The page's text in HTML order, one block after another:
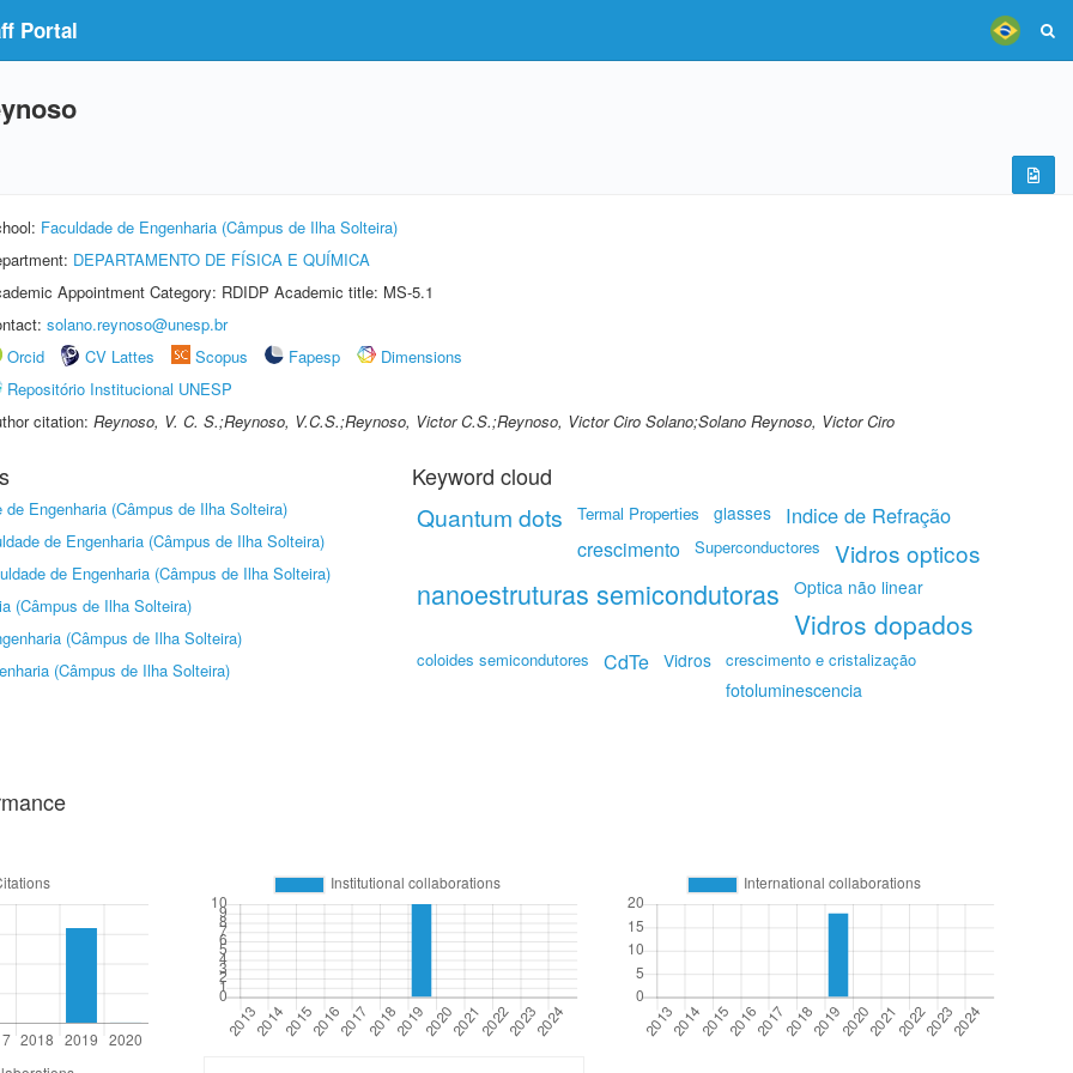
Portal
Faculdade de Engenharia (Câmpus de Ilha Solteira)
DEPARTAMENTO DE FÍSICA E QUÍMICA
Appointment Category: RDIDP Academic title: MS-5.1
solano.reynoso@unesp.br
Orcid
CV Lattes Scopus Fapesp
Dimensions
Repositório Institucional UNESP
citation: Reynoso, V. C. S.;Reynoso, V.C.S.;Reynoso, Victor C.S.;Reynoso, Victor Ciro Solano;Solano Reynoso, Victor Ciro
de Engenharia (Câmpus de Ilha Solteira)
de Engenharia (Câmpus de Ilha Solteira)
de Engenharia (Câmpus de Ilha Solteira)
(Câmpus de Ilha Solteira)
(Câmpus de Ilha Solteira)
(Câmpus de Ilha Solteira)
Keyword cloud
Quantum dots Termal Properties glasses Indice de Refração
crescimento Superconductores Vidros opticos
nanoestruturas semicondutoras Optica não linear
Vidros dopados
coloides semicondutores CdTe Vidros crescimento e cristalização
fotoluminescencia